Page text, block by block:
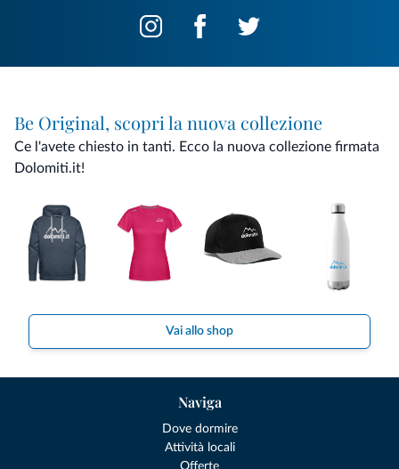
Be Original, scopri la nuova collezione
Ce l'avete chiesto in tanti. Ecco la nuova collezione firmata
Dolomiti.it!
Vai allo shop
Naviga
Dove dormire
Attività locali